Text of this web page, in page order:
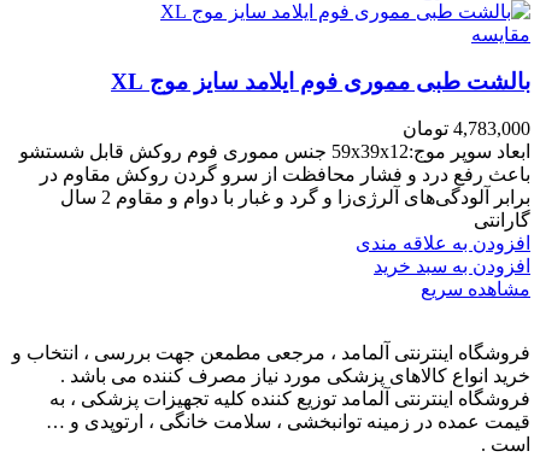
مقایسه
بالشت طبی مموری فوم ایلامد سایز موج XL
4,783,000 تومان
ابعاد سوپر موج:59x39x12 جنس مموری فوم روکش قابل شستشو
باعث رفع درد و فشار محافظت از سرو گردن روکش مقاوم در
برابر آلودگی‌های آلرژی‌زا و گرد و غبار با دوام و مقاوم 2 سال
گارانتی
افزودن به علاقه مندی
افزودن به سبد خرید
مشاهده سریع
فروشگاه اینترنتی آلمامد ، مرجعی مطمعن جهت بررسی ، انتخاب و
خرید انواع کالاهای پزشکی مورد نیاز مصرف کننده می باشد .
فروشگاه اینترنتی آلمامد توزیع کننده کلیه تجهیزات پزشکی ، به
قیمت عمده در زمینه توانبخشی ، سلامت خانگی ، ارتوپدی و …
است .